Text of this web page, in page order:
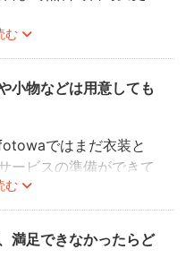
む
ちら
合により、ご希望の変
ともありますので、あ
たします。
小物などは用意しても
む
ではまだ衣装と
ービスの準備ができて
様ご自身にご用意をお
満足できなかったらど